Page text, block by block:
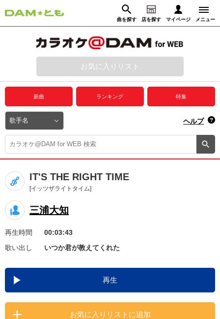
曲を探す 店を探す マイページ メニュー
動画からさがす 録音からさがす
ログイン
プレミアムサービス
DAM★とも動画
DAM★とも録音
カラオケ＠DAM
ユーザー検索
キャンペーン
お知らせ よくあるご質問
DAMの新曲・ランキングなど
カラオケ最新情報をチェック！
お気に入りリスト
新曲 ランキング 特集
ヘルプ
IT'S THE RIGHT TIME
[イッツザライトタイム]
三浦大知
再生時間
00:03:43
歌い出し
いつか君が教えてくれた
再生
お気に入りリストに追加